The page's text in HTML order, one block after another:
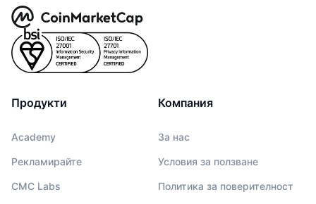
Продукти
Academy
Рекламирайте
CMC Labs
Компания
За нас
Условия за ползване
Политика за поверителност